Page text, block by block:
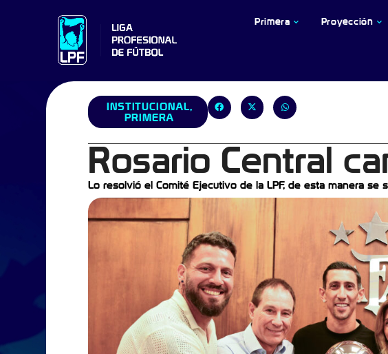
Primera Proyección
INSTITUCIONAL,
PRIMERA
Rosario Central
Lo resolvió el Comité Ejecutivo de la LPF, de esta manera se